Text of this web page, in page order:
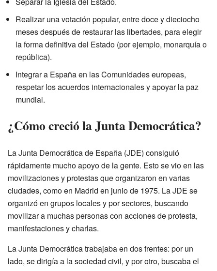
Realizar una votación popular, entre doce y dieciocho
meses después de restaurar las libertades, para elegir
la forma definitiva del Estado (por ejemplo, monarquía o
república).
Integrar a España en las Comunidades europeas,
respetar los acuerdos internacionales y apoyar la paz
mundial.
¿Cómo creció la Junta Democrática?
La Junta Democrática de España (JDE) consiguió
rápidamente mucho apoyo de la gente. Esto se vio en las
movilizaciones y protestas que organizaron en varias
ciudades, como en Madrid en junio de 1975. La JDE se
organizó en grupos locales y por sectores, buscando
movilizar a muchas personas con acciones de protesta,
manifestaciones y charlas.
La Junta Democrática trabajaba en dos frentes: por un
lado, se dirigía a la sociedad civil, y por otro, buscaba el